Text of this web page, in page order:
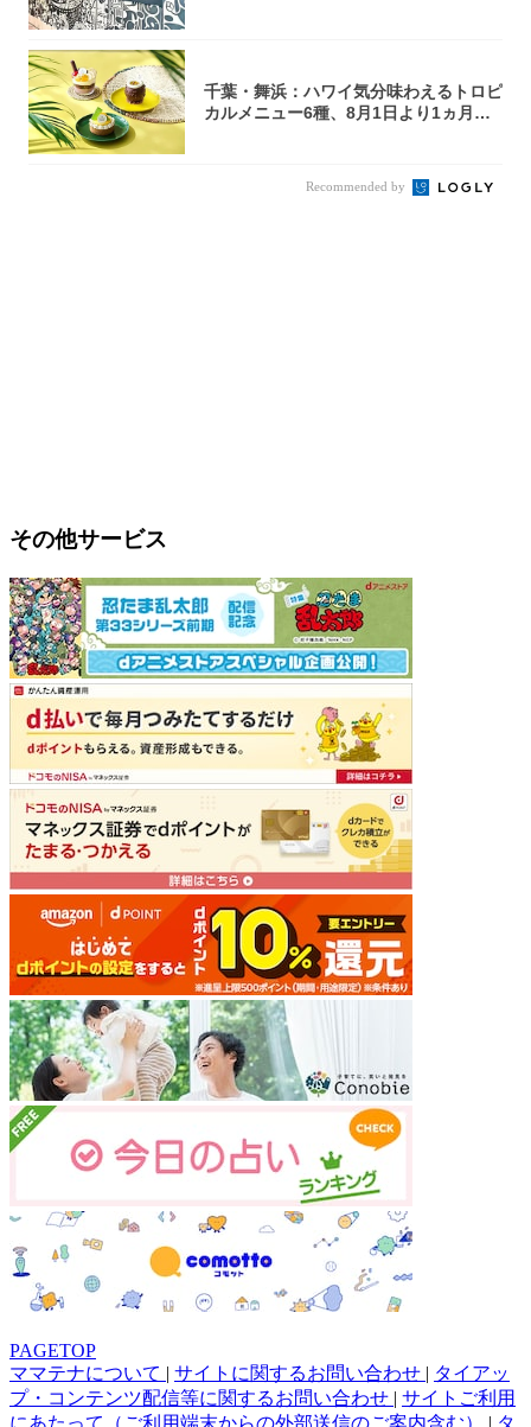
千葉・舞浜：ハワイ気分味わえるトロピ
カルメニュー6種、8月1日より1ヵ月限
Recommended by
その他サービス
PAGETOP
ママテナについて | サイトに関するお問い合わせ | タイアッ
プ・コンテンツ配信等に関するお問い合わせ | サイトご利用
にあたって（ご利用端末からの外部送信のご案内含む） | タ